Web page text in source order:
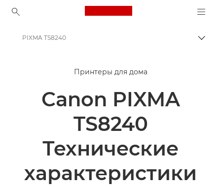
Canon Logo, back to
Принтеры Canon
Canon PIXMA TS8240
PIXMA TS8240
Принтеры для дома
Canon PIXMA
TS8240
Технические
характеристики